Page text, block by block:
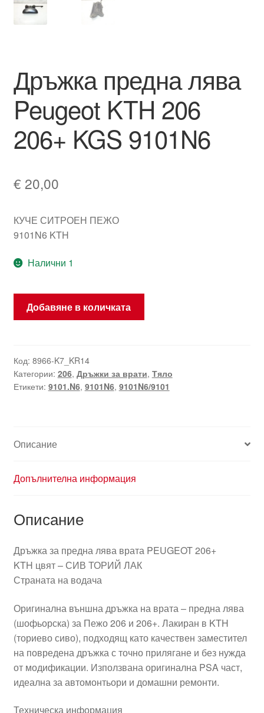
Правила и условия
Разгледайте
Транспорт
Дръжка предна лява
Peugeot KTH 206
206+ KGS 9101N6
€ 20,00
КУЧЕ СИТРОЕН ПЕЖО
9101N6 KTH
Налични 1
количество
лява
Peugeot
KTH
9101N6
Добавяне в количката
Код: 8966-K7_KR14
Категории: 206, Дръжки за врати, Тяло
Етикети: 9101.N6, 9101N6, 9101N6/9101
Описание
Допълнителна информация
Описание
Дръжка за предна лява врата PEUGEOT 206+
KTH цвят – СИВ ТОРИЙ ЛАК
Страната на водача
Оригинална външна дръжка на врата – предна лява
(шофьорска) за Пежо 206 и 206+. Лакиран в KTH
(ториево сиво), подходящ като качествен заместител
на повредена дръжка с точно прилягане и без нужда
от модификации. Използвана оригинална PSA част,
идеална за автомонтьори и домашни ремонти.
Техническа информация